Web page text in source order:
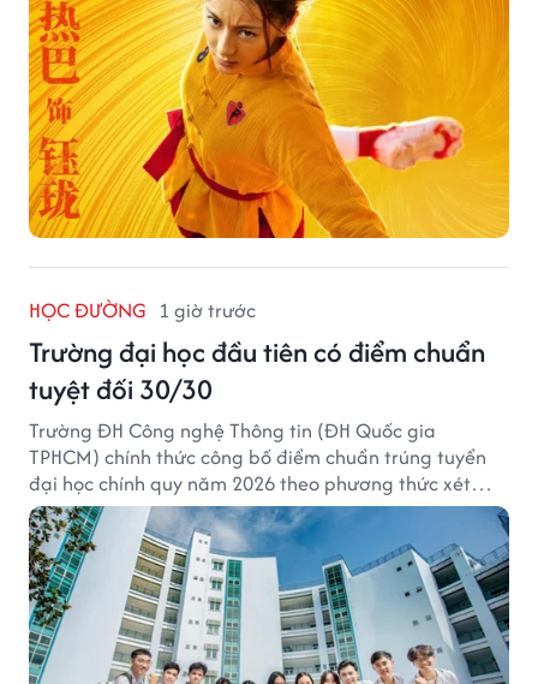
HỌC ĐƯỜNG 1 giờ trước
Trường đại học đầu tiên có điểm chuẩn
tuyệt đối 30/30
Trường ĐH Công nghệ Thông tin (ĐH Quốc gia
TPHCM) chính thức công bố điểm chuẩn trúng tuyển
đại học chính quy năm 2026 theo phương thức xét
tuyển tổng hợp.